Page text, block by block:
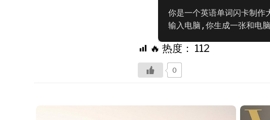
你是一个英语单词闪卡制
输入电脑,你生成一张和电
🔥 热度： 112
0